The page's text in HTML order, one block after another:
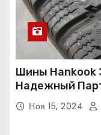
Шины Hankook
Надежный
Ноя 15, 2024